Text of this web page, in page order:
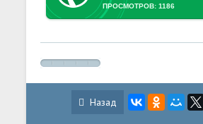
ПРОСМОТРОВ: 1186
Назад